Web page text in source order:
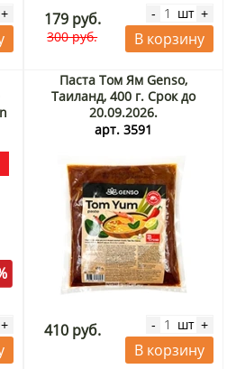
+ 179 руб.
300 руб.
- шт +
В корзину
+
Паста Том Ям Genso,
Таиланд, 400 г. Срок до
20.09.2026.
арт. 3591
410 руб. - шт +
В корзину